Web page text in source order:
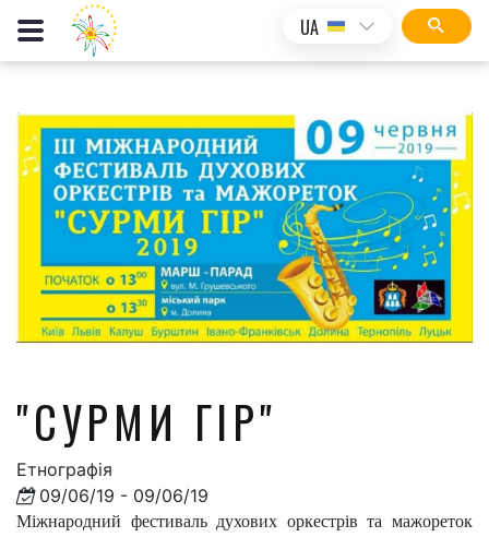
UA
"СУРМИ ГІР"
Етнографія
09/06/19 - 09/06/19
Міжнародний фестиваль духових оркестрів та мажореток